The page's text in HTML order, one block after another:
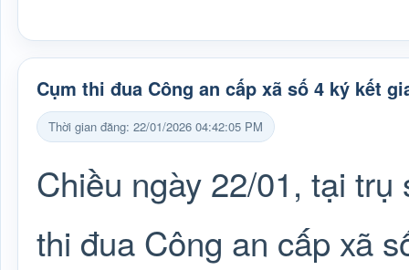
Cụm thi đua Công an cấp xã số 4 ký kết
Thời gian đăng: 22/01/2026 04:42:05 PM
Chiều ngày 22/01, tại
thi đua Công an cấp xã